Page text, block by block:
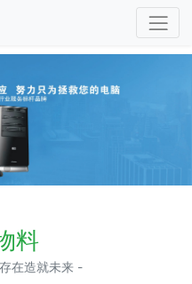
料
在造就未来 -